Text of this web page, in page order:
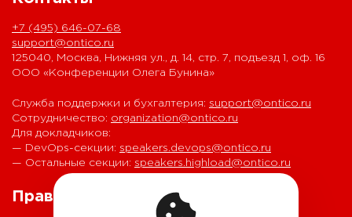
+7 (495) 646-07-68
support@ontico.ru
125040, Москва, Нижняя ул., д. 14, стр. 7, подъезд 1, оф. 16
ООО «Конференции Олега Бунина»
Служба поддержки и бухгалтерия: support@ontico.ru
Сотрудничество: organization@ontico.ru
Для докладчиков:
— DevOps-секции: speakers.devops@ontico.ru
— Остальные секции: speakers.highload@ontico.ru
Правовая информация